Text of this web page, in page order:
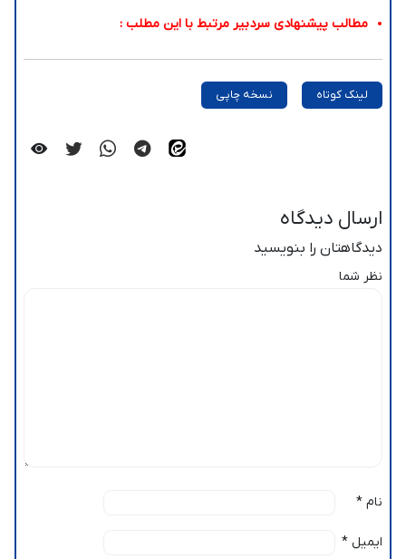
مطالب پیشنهادی سردبیر مرتبط با این مطلب :
لینک کوتاه نسخه چاپی
ارسال دیدگاه
دیدگاهتان را بنویسید
نظر شما
نام *
ایمیل *